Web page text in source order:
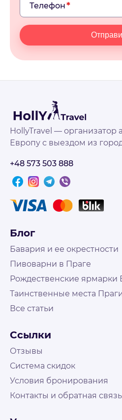
Свяжитесь с нами и наш
подобрать путешествие
На связи Пн. - Пт. | 10:00 -
Контакты
+48 573 503 888
Телефон
HollyTravel — организатор
Европу с выездом из
+48 573 503 888
Блог
Бавария и ее окрестности
Пивоварни в Праге
Рождественские ярмарки
Таинственные места
Все статьи
Ссылки
Отзывы
Система скидок
Условия бронирования
Контакты и обратная связь